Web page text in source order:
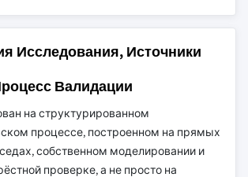
Исследования, Источники
Валидации
на структурированном
процессе, построенном на прямых
собственном моделировании и
проверке, а не просто на